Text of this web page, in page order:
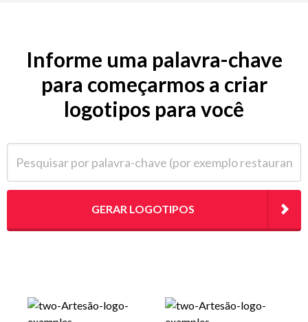
Informe uma palavra-chave
para começarmos a criar
logotipos para você
GERAR LOGOTIPOS